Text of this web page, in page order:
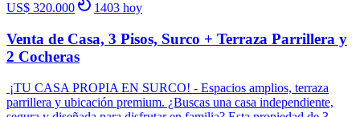
US$ 320.000 1403 hoy
Venta de Casa, 3 Pisos, Surco + Terraza Parrillera y
2 Cocheras
¡TU CASA PROPIA EN SURCO! - Espacios amplios, terraza
parrillera y ubicación premium. ¿Buscas una casa independiente,